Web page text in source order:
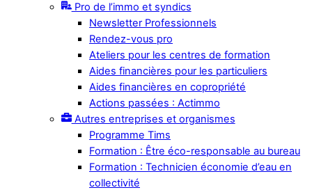
Pro de l’immo et syndics
Newsletter Professionnels
Rendez-vous pro
Ateliers pour les centres de formation
Aides financières pour les particuliers
Aides financières en copropriété
Actions passées : Actimmo
Autres entreprises et organismes
Programme Tims
Formation : Être éco-responsable au bureau
Formation : Technicien économie d’eau en
collectivité